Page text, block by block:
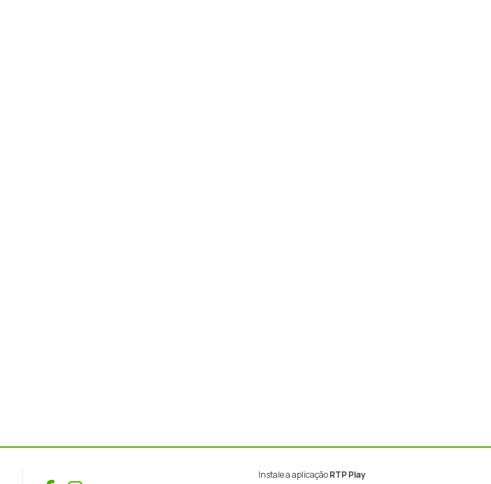
Instale a aplicaçãoRTP Play